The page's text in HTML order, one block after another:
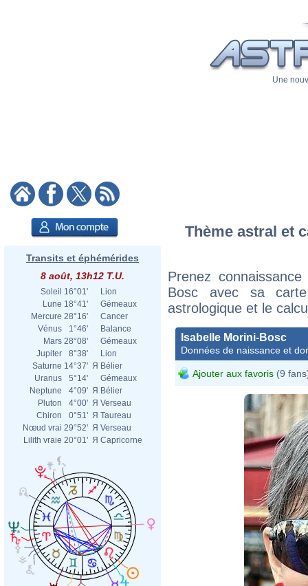
Une
Transits et éphémérides
8 août, 13h12 T.U.
Soleil 16°01'
Lion
Lune 18°41'
Gémeaux
Mercure 28°16'
Cancer
Vénus
1°46'
Balance
Mars 28°08'
Gémeaux
Jupiter
8°38'
Lion
Saturne 14°37' Я Bélier
Uranus
5°14'
Gémeaux
Neptune
4°09' Я Bélier
Pluton
4°00' Я Verseau
Chiron
0°51' Я Taureau
Nœud vrai 29°52' Я Verseau
Lilith vraie 20°01' Я Capricorne
Thème astral et
Prenez
Bosc avec sa
astrologique et le
Isabelle Morini-Bosc
Données de naissance et
Ajouter aux favoris (9